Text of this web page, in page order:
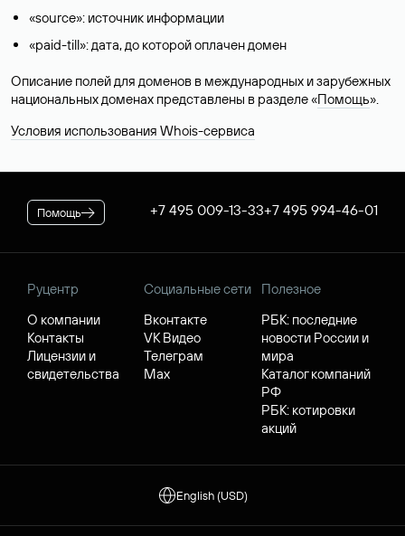
«source»: источник информации
«paid-till»: дата, до которой оплачен домен
Описание полей для доменов в международных и зарубежных
национальных доменах представлены в разделе «Помощь».
Условия использования Whois-сервиса
Помощь +7 495 009-13-33+7 495 994-46-01
Руцентр
О компании
Контакты
Лицензии и
свидетельства
Социальные сети
Вконтакте
VK Видео
Телеграм
Max
Полезное
РБК: последние
новости России и
мира
Каталог компаний
РФ
РБК: котировки
акций
English (USD)